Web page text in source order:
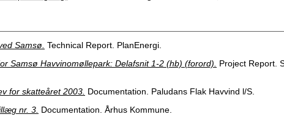
Samsø. Technical Report. PlanEnergi.
Samsø Havvinomøllepark: Delafsnit 1-2 (hb) (forord).
Project Report.
for skatteåret 2003. Documentation. Paludans Flak Havvind l/S.
nr. 3. Documentation. Århus Kommune.